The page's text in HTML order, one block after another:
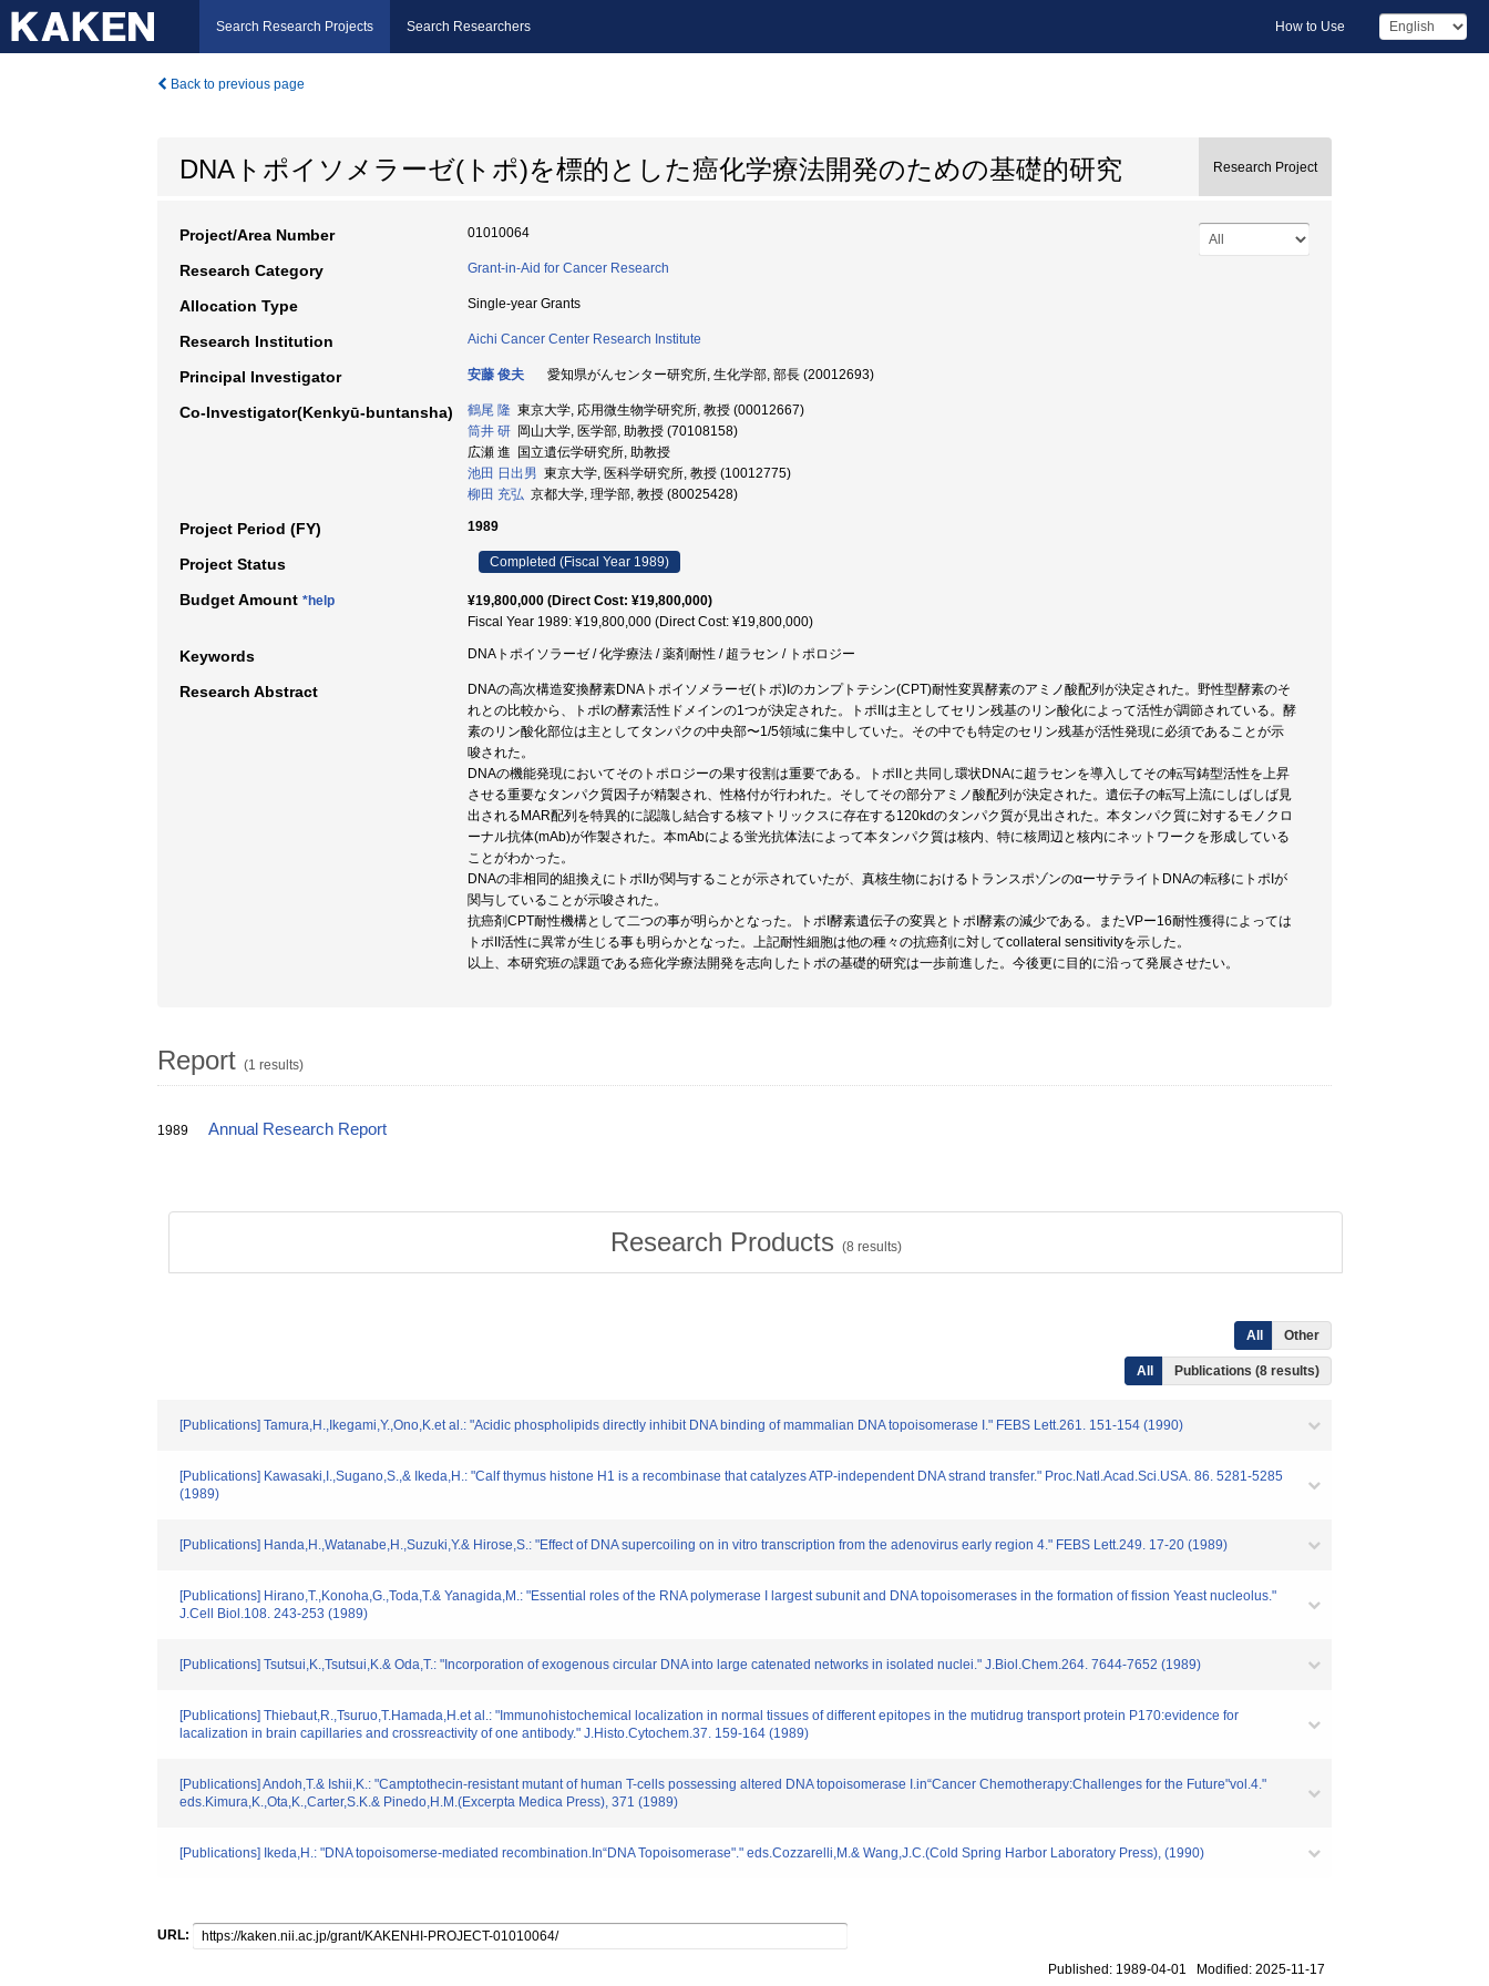
Search Research Projects Search Researchers How to Use
Back to previous page
DNAトポイソメラーゼ(トポ)を標的とした癌化学療法開発のための基礎的研究 Research Project
Project/Area Number 01010064
Research Category Grant-in-Aid for Cancer Research
Allocation Type Single-year Grants
Research Institution Aichi Cancer Center Research Institute
Principal Investigator 安藤 俊夫 愛知県がんセンター研究所, 生化学部, 部長 (20012693)
Co-Investigator(Kenkyū-buntansha) 鶴尾 隆 東京大学, 応用微生物学研究所, 教授 (00012667)
筒井 研 岡山大学, 医学部, 助教授 (70108158)
広瀬 進 国立遺伝学研究所, 助教授
池田 日出男 東京大学, 医科学研究所, 教授 (10012775)
柳田 充弘 京都大学, 理学部, 教授 (80025428)
Project Period (FY) 1989
Project Status Completed (Fiscal Year 1989)
Budget Amount *help
¥19,800,000 (Direct Cost: ¥19,800,000)
Fiscal Year 1989: ¥19,800,000 (Direct Cost: ¥19,800,000)
Keywords DNAトポイソラーゼ / 化学療法 / 薬剤耐性 / 超ラセン / トポロジー
Research Abstract
DNAの高次構造変換酵素DNAトポイソメラーゼ(トポ)Iのカンプトテシン(CPT)耐性変異酵素のアミノ酸配列が決定された。野性型酵素のそ
れとの比較から、トポIの酵素活性ドメインの1つが決定された。トポIIは主としてセリン残基のリン酸化によって活性が調節されている。酵
素のリン酸化部位は主としてタンパクの中央部〜1/5領域に集中していた。その中でも特定のセリン残基が活性発現に必須であることが示
唆された。
DNAの機能発現においてそのトポロジーの果す役割は重要である。トポIIと共同し環状DNAに超ラセンを導入してその転写鋳型活性を上昇
させる重要なタンパク質因子が精製され、性格付が行われた。そしてその部分アミノ酸配列が決定された。遺伝子の転写上流にしばしば見
出されるMAR配列を特異的に認識し結合する核マトリックスに存在する120kdのタンパク質が見出された。本タンパク質に対するモノクロ
ーナル抗体(mAb)が作製された。本mAbによる蛍光抗体法によって本タンパク質は核内、特に核周辺と核内にネットワークを形成している
ことがわかった。
DNAの非相同的組換えにトポIIが関与することが示されていたが、真核生物におけるトランスポゾンのαーサテライトDNAの転移にトポIが
関与していることが示唆された。
抗癌剤CPT耐性機構として二つの事が明らかとなった。トポI酵素遺伝子の変異とトポI酵素の減少である。またVPー16耐性獲得によっては
トポII活性に異常が生じる事も明らかとなった。上記耐性細胞は他の種々の抗癌剤に対してcollateral sensitivityを示した。
以上、本研究班の課題である癌化学療法開発を志向したトポの基礎的研究は一歩前進した。今後更に目的に沿って発展させたい。
Report (1 results)
1989 Annual Research Report
Research Products (8 results)
All Other
All Publications (8 results)
[Publications] Tamura,H.,Ikegami,Y.,Ono,K.et al.: "Acidic phospholipids directly inhibit DNA binding of mammalian DNA topoisomerase I." FEBS Lett.261. 151-154 (1990)
[Publications] Kawasaki,I.,Sugano,S.,& Ikeda,H.: "Calf thymus histone H1 is a recombinase that catalyzes ATP-independent DNA strand transfer." Proc.Natl.Acad.Sci.USA. 86. 5281-5285
(1989)
[Publications] Handa,H.,Watanabe,H.,Suzuki,Y.& Hirose,S.: "Effect of DNA supercoiling on in vitro transcription from the adenovirus early region 4." FEBS Lett.249. 17-20 (1989)
[Publications] Hirano,T.,Konoha,G.,Toda,T.& Yanagida,M.: "Essential roles of the RNA polymerase I largest subunit and DNA topoisomerases in the formation of fission Yeast nucleolus."
J.Cell Biol.108. 243-253 (1989)
[Publications] Tsutsui,K.,Tsutsui,K.& Oda,T.: "Incorporation of exogenous circular DNA into large catenated networks in isolated nuclei." J.Biol.Chem.264. 7644-7652 (1989)
[Publications] Thiebaut,R.,Tsuruo,T.Hamada,H.et al.: "Immunohistochemical localization in normal tissues of different epitopes in the mutidrug transport protein P170:evidence for
lacalization in brain capillaries and crossreactivity of one antibody." J.Histo.Cytochem.37. 159-164 (1989)
[Publications] Andoh,T.& Ishii,K.: "Camptothecin-resistant mutant of human T-cells possessing altered DNA topoisomerase I.in“Cancer Chemotherapy:Challenges for the Future"vol.4."
eds.Kimura,K.,Ota,K.,Carter,S.K.& Pinedo,H.M.(Excerpta Medica Press), 371 (1989)
[Publications] Ikeda,H.: "DNA topoisomerse-mediated recombination.In“DNA Topoisomerase"." eds.Cozzarelli,M.& Wang,J.C.(Cold Spring Harbor Laboratory Press), (1990)
URL:
Published: 1989-04-01 Modified: 2025-11-17